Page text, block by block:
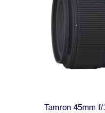
Tamron 45mm